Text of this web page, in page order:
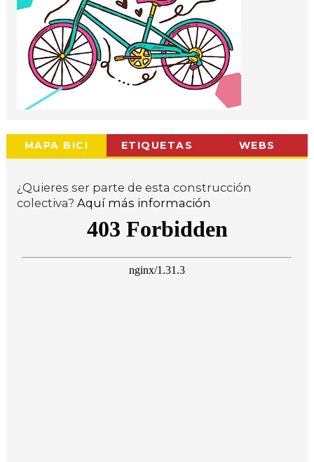
MAPA BICI ETIQUETAS WEBS
¿Quieres ser parte de esta construcción
colectiva? Aquí más información